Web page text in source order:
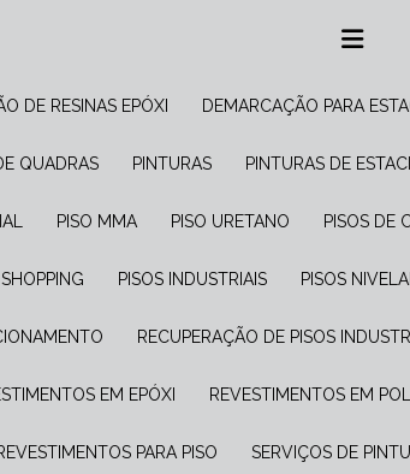
DE RESINAS EPÓXI DEMARCAÇÃO PARA
QUADRAS PINTURAS PINTURAS DE
PISO MMA PISO URETANO PISOS
SHOPPING PISOS INDUSTRIAIS PISOS
RECUPERAÇÃO DE PISOS
EM EPÓXI REVESTIMENTOS EM
REVESTIMENTOS PARA PISO SERVIÇOS DE